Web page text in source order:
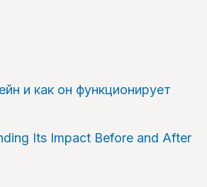
и как он функционирует
Its Impact Before and After